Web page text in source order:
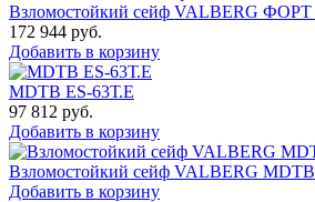
Взломостойкий сейф VALBERG ФОРТ
172 944 руб.
Добавить в корзину
MDTB ES-63Т.Е
97 812 руб.
Добавить в корзину
Взломостойкий сейф VALBERG
Добавить в корзину